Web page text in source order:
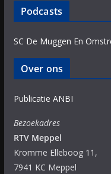
Podcasts
SC De Muggen En
Over ons
Publicatie ANBI
Bezoekadres
RTV Meppel
Kromme Elleboog 11,
7941 KC Meppel